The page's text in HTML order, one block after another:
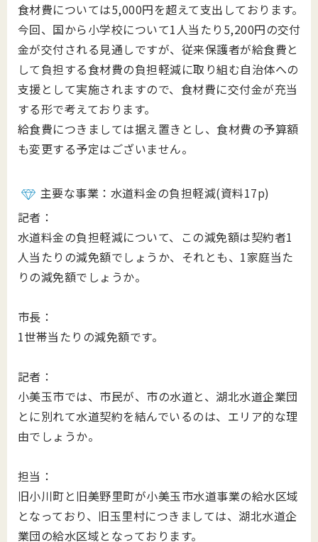
食材費については5,000円を超えて支出しております。
今回、国から小学校について1人当たり5,200円の交付
金が交付される見通しですが、従来保護者が給食費と
して負担する食材費の負担軽減に取り組む自治体への
支援として実施されますので、食材費に交付金が充当
する形で考えております。
給食費につきましては据え置きとし、食材費の予算額
も変更する予定はございません。
主要な事業：水道料金の負担軽減(資料17p)
記者：
水道料金の負担軽減について、この減免額は契約者1
人当たりの減免額でしょうか、それとも、1家庭当た
りの減免額でしょうか。
市長：
1世帯当たりの減免額です。
記者：
小美玉市では、市民が、市の水道と、湖北水道企業団
とに別れて水道契約を結んでいるのは、エリア的な理
由でしょうか。
担当：
旧小川町と旧美野里町が小美玉市水道事業の給水区域
となっており、旧玉里村につきましては、湖北水道企
業団の給水区域となっております。